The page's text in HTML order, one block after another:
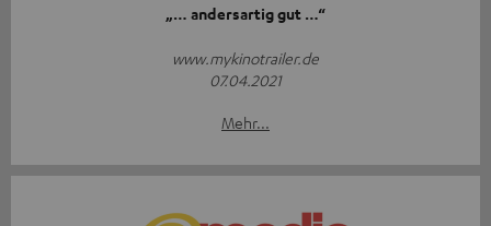
„… andersartig gut …“
www.mykinotrailer.de
07.04.2021
Mehr...